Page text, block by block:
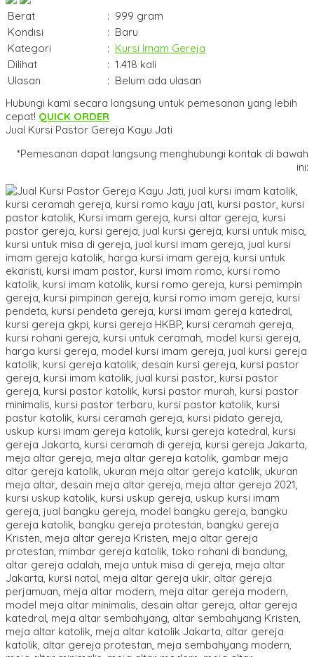
Berat : 999 gram
Kondisi
: Baru
Kategori
: Kursi Imam Gereja
Dilihat
: 1.418 kali
Ulasan
: Belum ada ulasan
Hubungi kami secara langsung untuk pemesanan yang lebih
cepat! QUICK ORDER
Jual Kursi Pastor Gereja Kayu Jati
*Pemesanan dapat langsung menghubungi kontak di bawah
ini: